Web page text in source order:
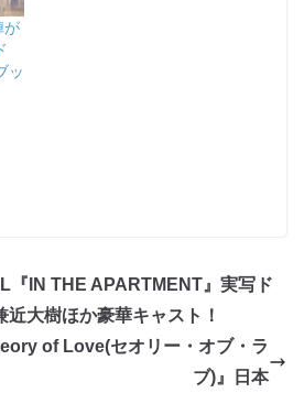
が
ッ
『IN THE APARTMENT』実写ド
大樹ほか豪華キャスト！
of Love(セオリー・オブ・ラ
ブ)』日本